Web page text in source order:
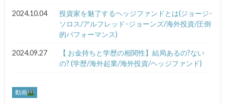
2024.10.04
投資家を魅了するヘッジファンドとは(ジョージ･
ソロス/アルフレッド･ジョーンズ/海外投資/圧倒
的パフォーマンス)
2024.09.27
【 お金持ちと学歴の相関性】結局あるの?ない
の? (学歴/海外起業/海外投資/ヘッジファンド)
動画